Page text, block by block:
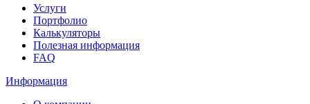
Услуги
Портфолио
Калькуляторы
Полезная информация
FAQ
Информация